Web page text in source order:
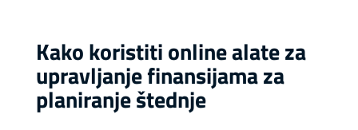
Kako koristiti online alate za
upravljanje finansijama za
planiranje štednje